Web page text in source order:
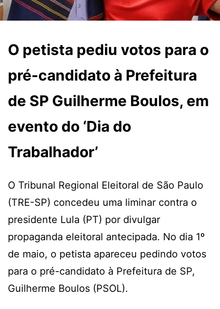
O petista pediu votos para o
pré-candidato à Prefeitura
de SP Guilherme Boulos, em
evento do ‘Dia do
Trabalhador’
O Tribunal Regional Eleitoral de São Paulo
(TRE-SP) concedeu uma liminar contra o
presidente Lula (PT) por divulgar
propaganda eleitoral antecipada. No dia 1º
de maio, o petista apareceu pedindo votos
para o pré-candidato à Prefeitura de SP,
Guilherme Boulos (PSOL).